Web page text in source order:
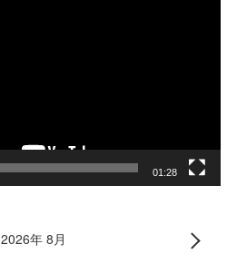
01:28
2026年 8月